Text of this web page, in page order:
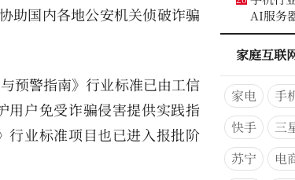
助国内各地公安机关侦破诈骗
预警指南》行业标准已由工信
用户免受诈骗侵害提供实践指
行业标准项目也已进入报批阶
AI服务
力最大
家庭互联
家电 手
快手
三
苏宁
电